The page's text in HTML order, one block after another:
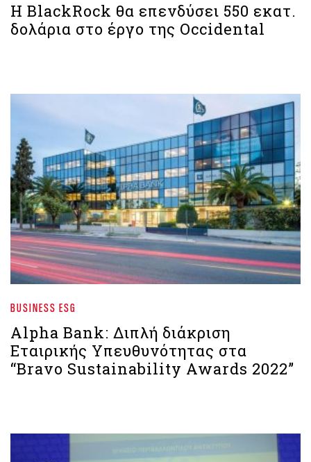
Η BlackRock θα επενδύσει 550 εκατ.
δολάρια στο έργο της Occidental
BUSINESS ESG
Alpha Bank: Διπλή διάκριση
Εταιρικής Υπευθυνότητας στα
“Bravo Sustainability Awards 2022”